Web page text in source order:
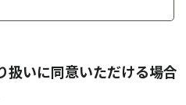
扱いに同意いただける場合